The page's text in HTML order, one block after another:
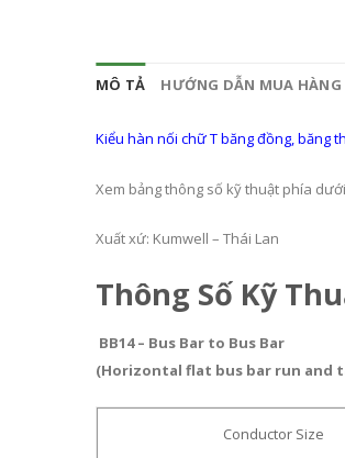
MÔ TẢ HƯỚNG DẪN MUA HÀNG
Kiểu hàn nối chữ T băng đồng, băng
Xem bảng thông số kỹ thuật phía
Xuất xứ: Kumwell – Thái Lan
Thông Số Kỹ
BB14 – Bus Bar to Bus Bar
(Horizontal flat bus bar run and
Conductor Size